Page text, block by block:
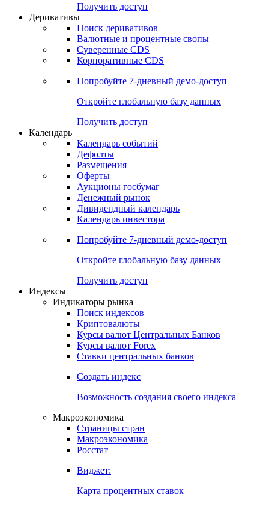
Получить доступ
Деривативы
Поиск деривативов
Валютные и процентные свопы
Суверенные CDS
Корпоративные CDS
Попробуйте 7-дневный демо-доступ
Откройте глобальную базу данных
Получить доступ
Календарь
Календарь событий
Дефолты
Размещения
Оферты
Аукционы госбумаг
Денежный рынок
Дивидендный календарь
Календарь инвестора
Попробуйте 7-дневный демо-доступ
Откройте глобальную базу данных
Получить доступ
Индексы
Индикаторы рынка
Поиск индексов
Криптовалюты
Курсы валют Центральных Банков
Курсы валют Forex
Ставки центральных банков
Создать индекс
Возможность создания своего индекса
Макроэкономика
Страницы стран
Макроэкономика
Росстат
Виджет:
Карта процентных ставок